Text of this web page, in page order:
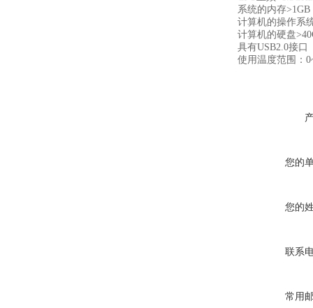
系统的内存>1GB
计算机的操作系
计算机的硬盘
具有USB2.0接口
使用温度范围：
您的
您的
联系
常用